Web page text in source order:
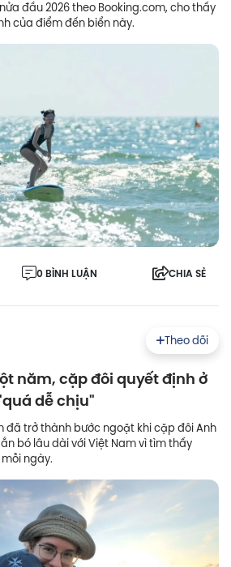
đầu 2026 theo Booking.com, cho thấy
của điểm đến biển này.
0 BÌNH LUẬN CHIA SẺ
Theo dõi
năm, cặp đôi quyết định ở
dễ chịu"
đã trở thành bước ngoặt khi cặp đôi Anh
bó lâu dài với Việt Nam vì tìm thấy
ngày.